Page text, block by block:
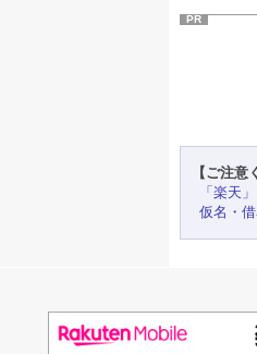
PR
【ご注意
「楽天
仮名・